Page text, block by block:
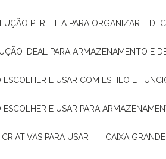
PERFEITA PARA ORGANIZAR E
IDEAL PARA ARMAZENAMENTO E
ESCOLHER E USAR COM ESTILO E
ESCOLHER E USAR PARA
PARA USAR CAIXA